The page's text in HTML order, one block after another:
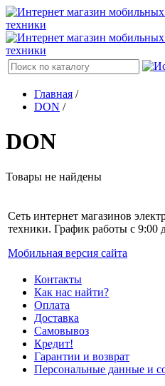
Главная /
DON /
DON
Товары не найдены
Сеть интернет магазинов
техники. График работы с 9:00
Мобильная версия сайта
Контакты
Как нас найти?
Оплата
Доставка
Самовывоз
Кредит!
Гарантии и возврат
Персональные данные и